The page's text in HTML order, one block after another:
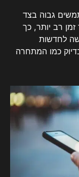
גבוה בצד
רב יותר, כך
לחדשות
כמו המתחרה